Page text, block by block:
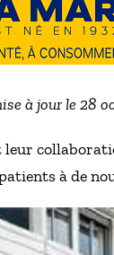
à jour le 28
à de